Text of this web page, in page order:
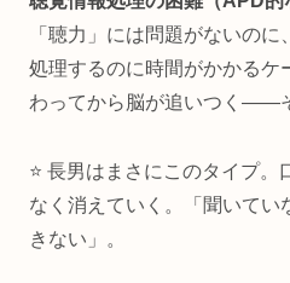
「聴力」には問題がないの
処理するのに時間がかかるケ
わってから脳が追いつく——
⭐ 長男はまさにこのタイプ
なく消えていく。「聞いてい
きない」。